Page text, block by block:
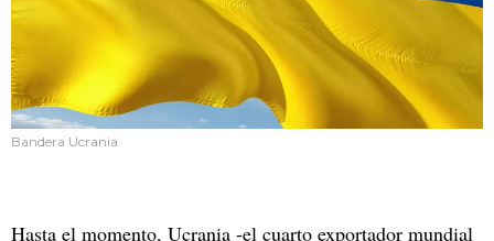
Bandera Ucrania
Hasta el momento, Ucrania -el cuarto exportador mundial